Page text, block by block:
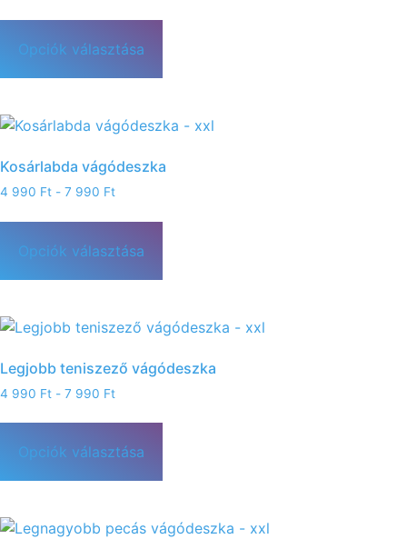
Opciók választása
Kosárlabda vágódeszka
4 990 Ft - 7 990 Ft
Opciók választása
Legjobb teniszező vágódeszka
4 990 Ft - 7 990 Ft
Opciók választása